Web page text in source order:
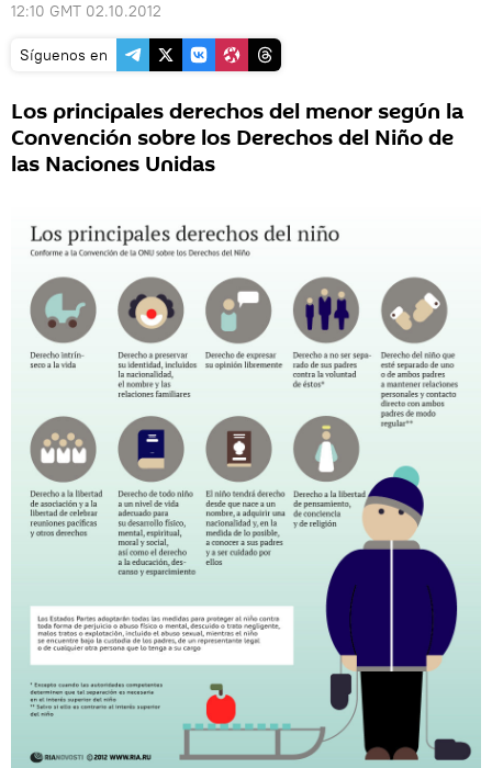
12:10 GMT 02.10.2012
Síguenos en
Los principales derechos del menor según la
Convención sobre los Derechos del Niño de
las Naciones Unidas